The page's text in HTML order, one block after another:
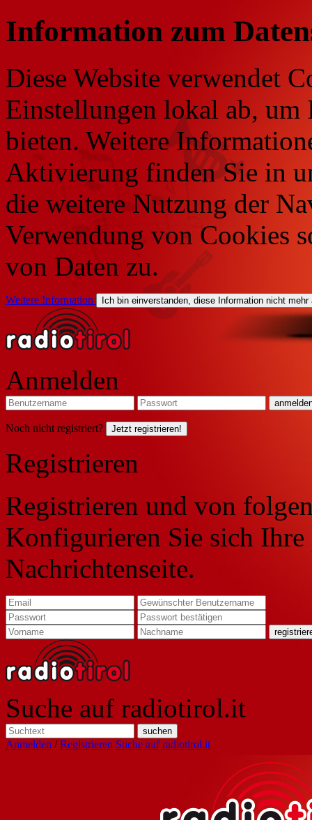
Information zum
Diese Website verwendet
Einstellungen lokal ab, um
bieten. Weitere
Aktivierung finden Sie in
die weitere Nutzung der
Verwendung von Cookies
von Daten zu.
Weitere Information Ich bin einverstanden, diese Information nicht mehr
Anmelden
Noch nicht registriert? Jetzt registrieren!
Registrieren
Registrieren und von
Konfigurieren Sie sich
Nachrichtenseite.
Suche auf radiotirol.it
Anmelden /Registrieren Suche auf radiotirol.it